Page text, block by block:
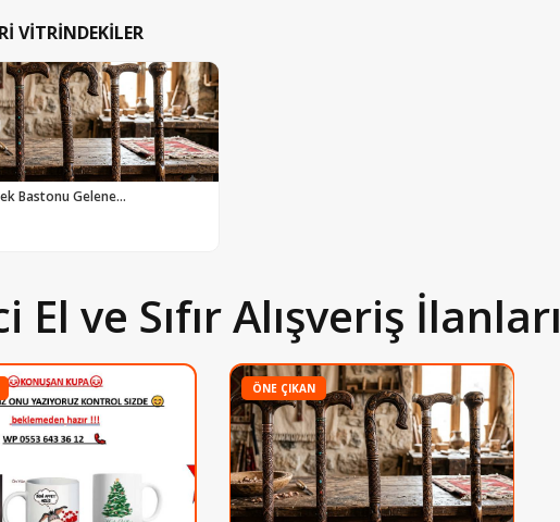
VİTRİNDEKİLER
Bastonu Gelene...
El ve Sıfır Alışveriş İlanları
ÖNE ÇIKAN